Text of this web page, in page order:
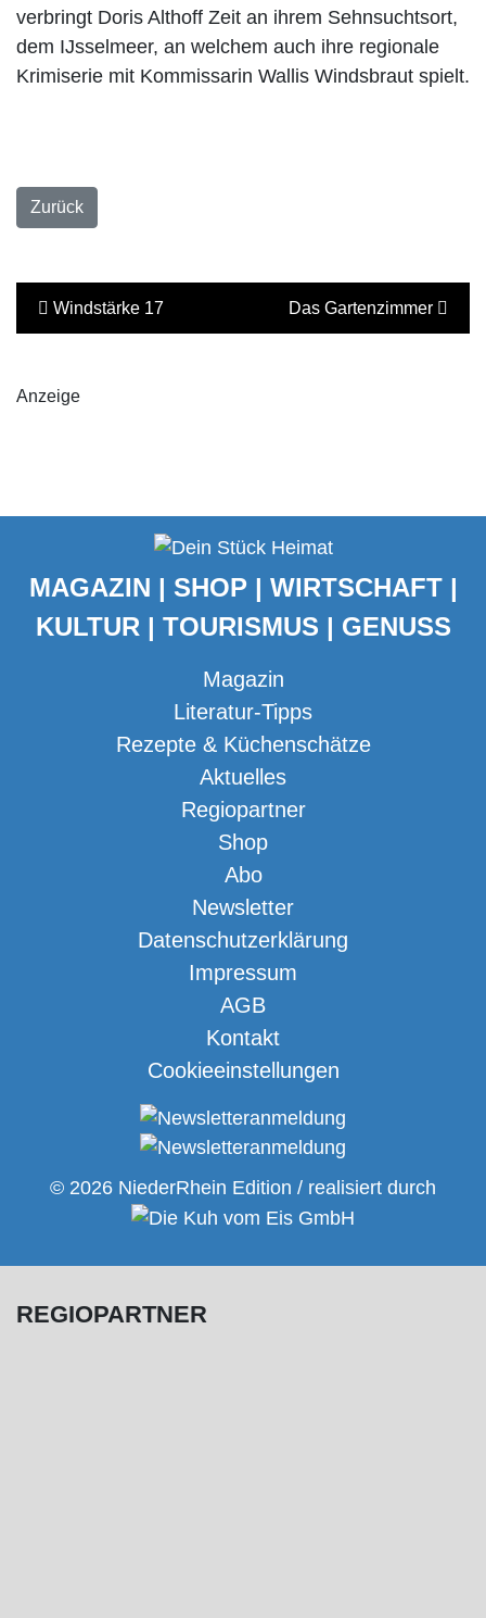
verbringt Doris Althoff Zeit an ihrem Sehnsuchtsort,
dem IJsselmeer, an welchem auch ihre regionale
Krimiserie mit Kommissarin Wallis Windsbraut spielt.
Zurück
Windstärke 17 Das Gartenzimmer
Anzeige
MAGAZIN | SHOP | WIRTSCHAFT |
KULTUR | TOURISMUS | GENUSS
Magazin
Literatur-Tipps
Rezepte & Küchenschätze
Aktuelles
Regiopartner
Shop
Abo
Newsletter
Datenschutzerklärung
Impressum
AGB
Kontakt
Cookieeinstellungen
© 2026 NiederRhein Edition / realisiert durch
REGIOPARTNER